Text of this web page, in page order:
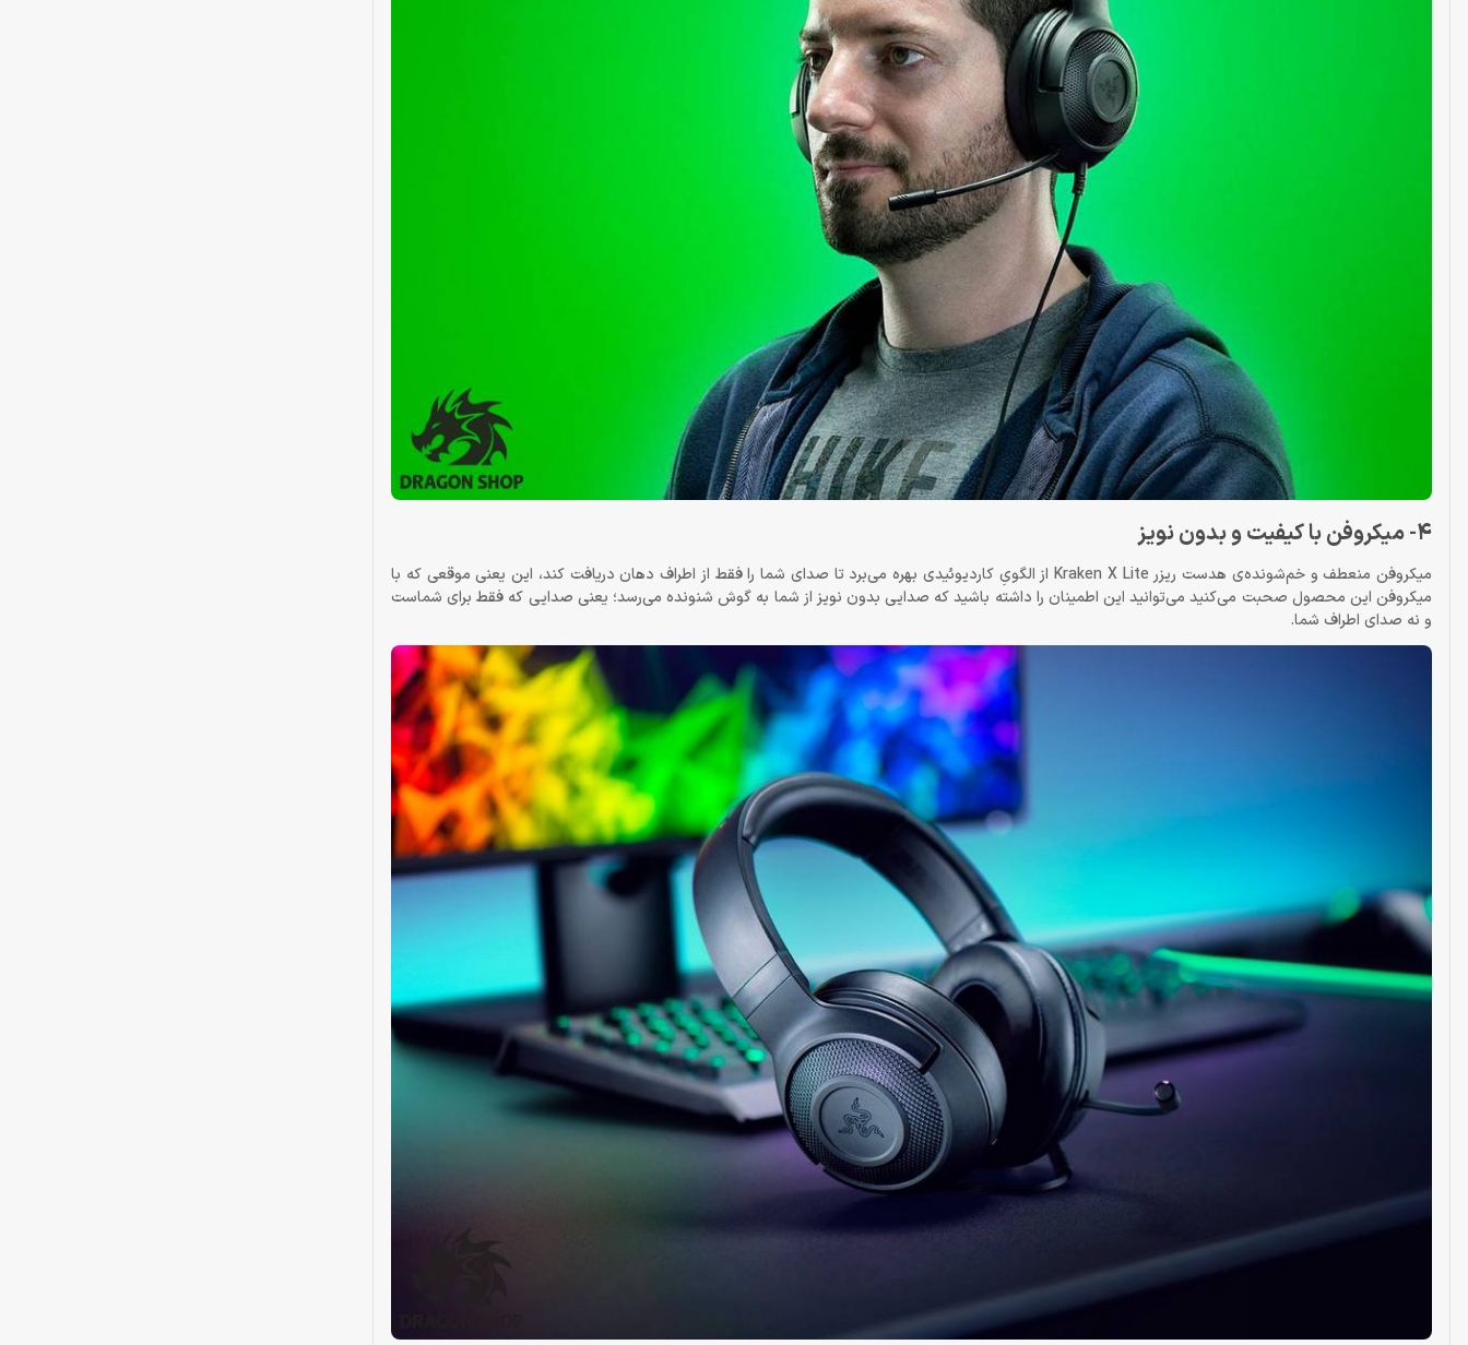
4- میکروفن با کیفیت و بدون نویز
میکروفن منعطف و خم‌شونده‌ی هدست ریزر Kraken X Lite از الگویِ کاردیوئیدی بهره می‌برد تا صدای شما را فقط از اطراف دهان دریافت کند، این یعنی موقعی که با
میکروفن این محصول صحبت می‌کنید می‌توانید این اطمینان را داشته باشید که صدایی بدون نویز از شما به گوش شنونده می‌رسد؛ یعنی صدایی که فقط برای شماست
و نه صدای اطراف شما.